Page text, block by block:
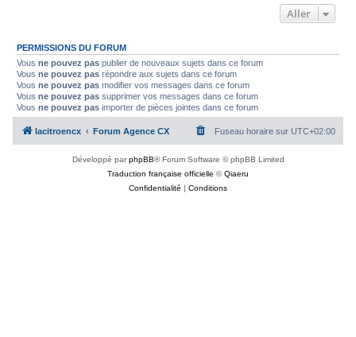
Aller
PERMISSIONS DU FORUM
Vousne pouvez pas publier de nouveaux sujets dans ce forum
Vousne pouvez pas répondre aux sujets dans ce forum
Vousne pouvez pas modifier vos messages dans ce forum
Vousne pouvez pas supprimer vos messages dans ce forum
Vousne pouvez pas importer de pièces jointes dans ce forum
lacitroencx Forum Agence CX Fuseau horaire sur UTC+02:00
Développé parphpBB® Forum Software © phpBB Limited
Traduction française officielle ©Qiaeru
Confidentialité | Conditions